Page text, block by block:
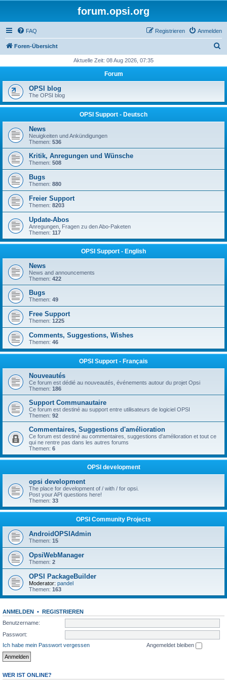
forum.opsi.org
FAQ Anmelden
Registrieren
Foren-Übersicht
h
Aktuelle Zeit: 08 Aug 2026, 07:35
Forum
OPSI blog
The OPSI blog
OPSI Support - Deutsch
News
Neuigkeiten und Ankündigungen
Themen: 536
Kritik, Anregungen und Wünsche
Themen: 508
Bugs
Themen: 880
Freier Support
Themen: 8203
Update-Abos
Anregungen, Fragen zu den Abo-Paketen
Themen: 117
OPSI Support - English
News
News and announcements
Themen: 422
Bugs
Themen: 49
Free Support
Themen: 1225
Comments, Suggestions, Wishes
Themen: 46
OPSI Support - Français
Nouveautés
Ce forum est dédié au nouveautés, événements autour du projet Opsi
Themen: 186
Support Communautaire
Ce forum est destiné au support entre utilisateurs de logiciel OPSI
Themen: 92
Commentaires, Suggestions d'amélioration
Ce forum est destiné au commentaires, suggestions d'amélioration et tout ce
qui ne rentre pas dans les autres forums
Themen: 6
OPSI development
opsi development
The place for development of / with / for opsi.
Post your API questions here!
Themen: 33
OPSI Community Projects
AndroidOPSIAdmin
Themen: 15
OpsiWebManager
Themen: 2
OPSI PackageBuilder
Moderator: pandel
Themen: 163
ANMELDEN • REGISTRIEREN
Benutzername:
Passwort:
Ich habe mein Passwort vergessen
Angemeldet bleiben
WER IST ONLINE?